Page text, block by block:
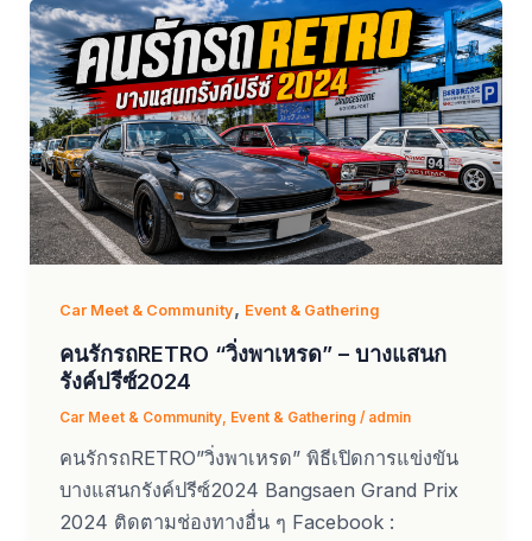
Car Meet & Community, Event & Gathering
คนรักรถRETRO “วิ่งพาเหรด” – บางแสนก
รังค์ปรีซ์2024
Car Meet & Community, Event & Gathering / admin
คนรักรถRETRO”วิ่งพาเหรด” พิธีเปิดการแข่งขัน
บางแสนกรังค์ปรีซ์2024 Bangsaen Grand Prix
2024 ติดตามช่องทางอื่น ๆ Facebook :